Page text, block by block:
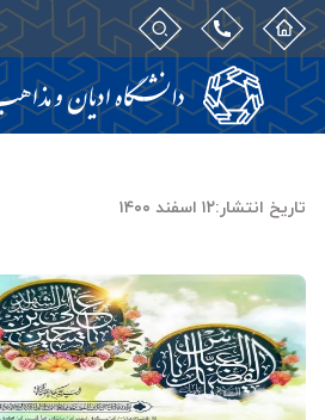
تاریخ انتشار:۱۲ اسفند ۱۴۰۰